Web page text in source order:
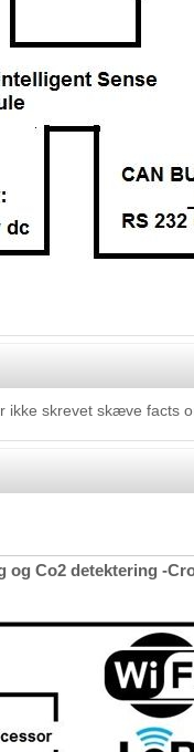
ikke skrevet skæve facts
og Co2 detektering -